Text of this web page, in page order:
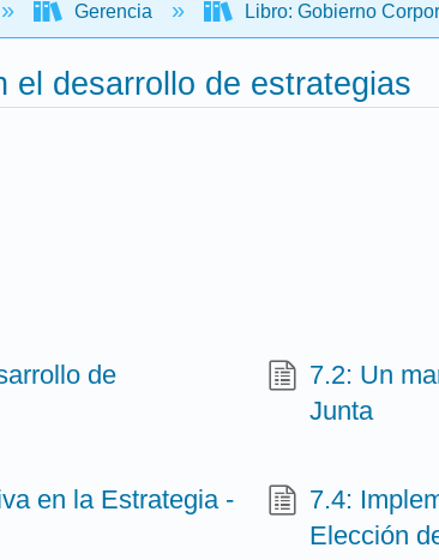
Gerencia Libro: Gobierno
el desarrollo de estrategias
de
7.2: Un
Junta
en la Estrategia -
7.4:
Elección